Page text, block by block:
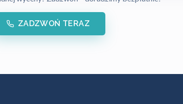
ZADZWOŃ TERAZ